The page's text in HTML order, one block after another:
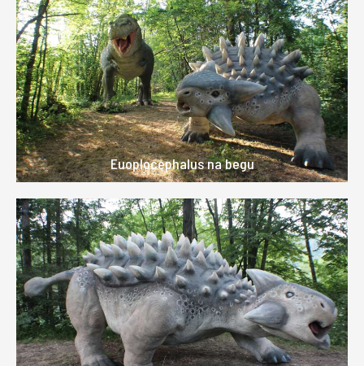
Euoplocephalus na begu